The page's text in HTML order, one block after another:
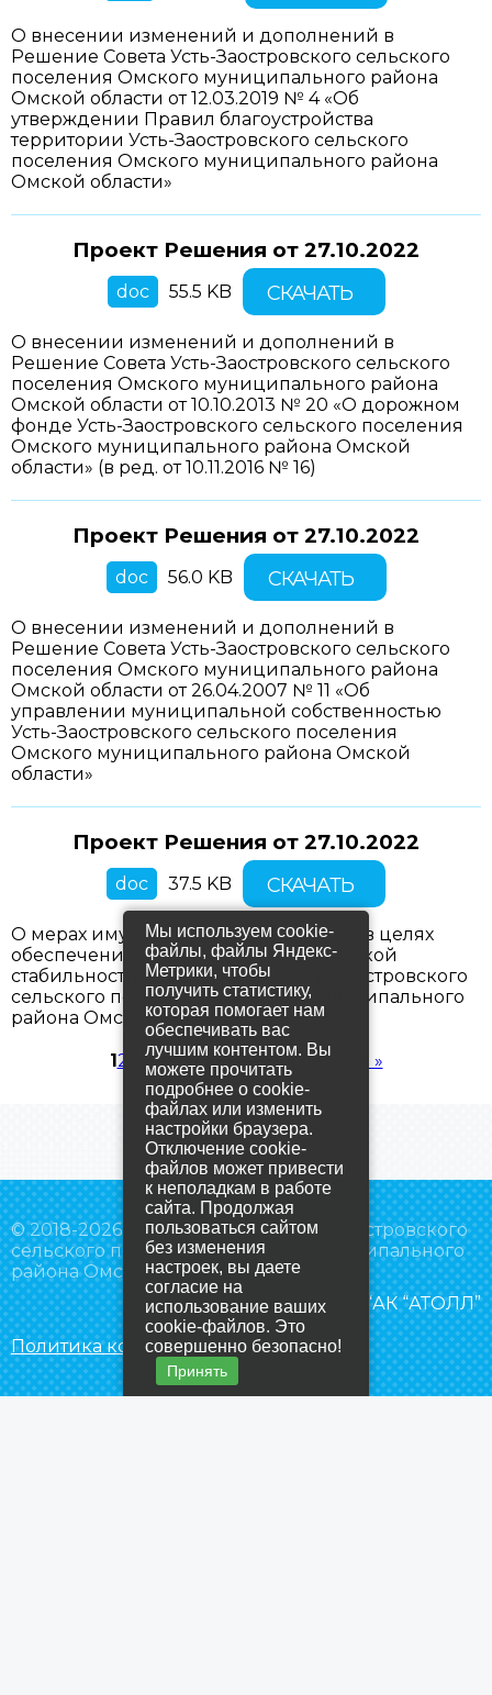
О внесении изменений и дополнений в
Решение Совета Усть-Заостровского сельского
поселения Омского муниципального района
Омской области от 12.03.2019 № 4 «Об
утверждении Правил благоустройства
территории Усть-Заостровского сельского
поселения Омского муниципального района
Омской области»
Проект Решения от 27.10.2022
doc 55.5 KB СКАЧАТЬ
О внесении изменений и дополнений в
Решение Совета Усть-Заостровского сельского
поселения Омского муниципального района
Омской области от 10.10.2013 № 20 «О дорожном
фонде Усть-Заостровского сельского поселения
Омского муниципального района Омской
области» (в ред. от 10.11.2016 № 16)
Проект Решения от 27.10.2022
doc 56.0 KB СКАЧАТЬ
О внесении изменений и дополнений в
Решение Совета Усть-Заостровского сельского
поселения Омского муниципального района
Омской области от 26.04.2007 № 11 «Об
управлении муниципальной собственностью
Усть-Заостровского сельского поселения
Омского муниципального района Омской
области»
Проект Решения от 27.10.2022
doc 37.5 KB СКАЧАТЬ
О мерах имущественной поддержки в целях
обеспечения социально-экономической
стабильности на территории Усть-Заостровского
сельского поселения Омского муниципального
района Омской области
Страницы
12 4следующая ›последняя »
© 2018-2026 Администрация Усть-Заостровского
сельского поселения Омского муниципального
района Омской области
Создание сайта
– “АК “АТОЛЛ”
Политика конфиденциальности
Мы используем cookie-
файлы, файлы Яндекс-
Метрики, чтобы
получить статистику,
которая помогает нам
обеспечивать вас
лучшим контентом. Вы
можете прочитать
подробнее о cookie-
файлах или изменить
настройки браузера.
Отключение cookie-
файлов может привести
к неполадкам в работе
сайта. Продолжая
пользоваться сайтом
без изменения
настроек, вы даете
согласие на
использование ваших
cookie-файлов. Это
совершенно безопасно!
Принять